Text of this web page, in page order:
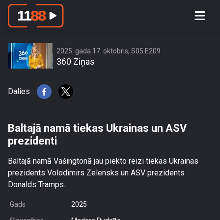
Baltajā namā tiekas Ukrainas un ASV
2025. gada 17. oktobris, S05 E209
360 Ziņas
Dalies
Baltajā namā tiekas Ukrainas un ASV
prezidenti
Baltajā namā Vašingtonā jau piekto reizi tiekas Ukrainas
prezidents Volodimirs Zelensks un ASV prezidents
Donalds Tramps.
Gads 2025